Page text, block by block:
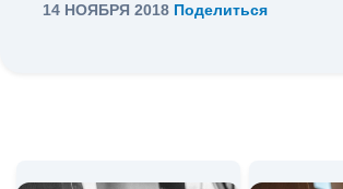
14 НОЯБРЯ 2018 Поделиться